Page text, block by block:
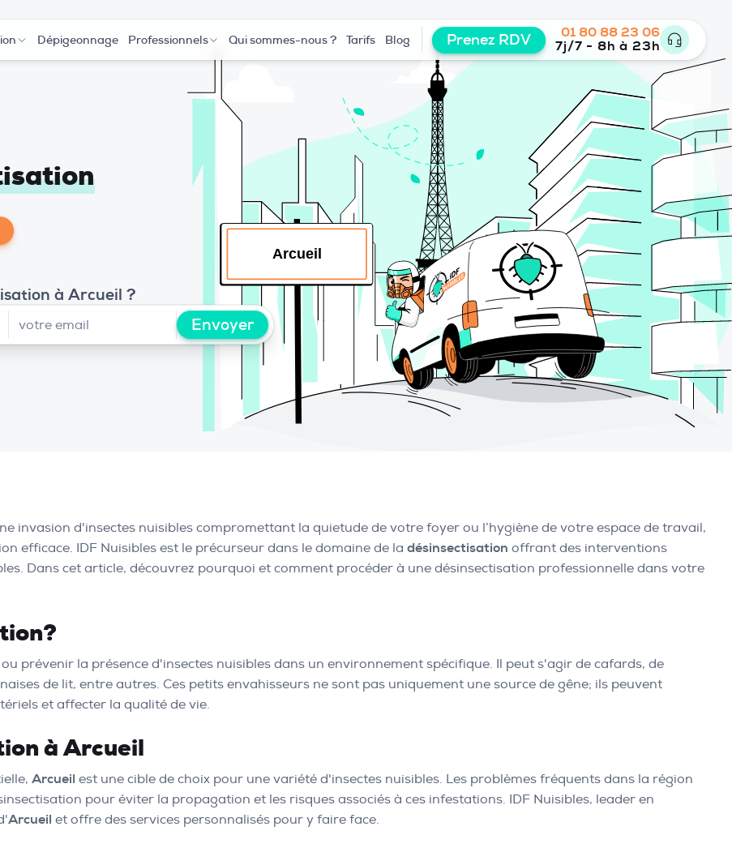
Dépigeonnage Professionnels Qui sommes-nous ? Tarifs Blog Prenez RDV
01 80 88 23 06
7j/7 - 8h à 23h
à Arcueil ?
Envoyer
invasion d'insectes nuisibles compromettant la quietude de votre foyer ou l’hygiène de votre espace de travail,
efficace. IDF Nuisibles est le précurseur dans le domaine de la désinsectisation offrant des interventions
Dans cet article, découvrez pourquoi et comment procéder à une désinsectisation professionnelle dans votre
prévenir la présence d'insectes nuisibles dans un environnement spécifique. Il peut s'agir de cafards, de
de lit, entre autres. Ces petits envahisseurs ne sont pas uniquement une source de gêne; ils peuvent
et affecter la qualité de vie.
à Arcueil
Arcueil est une cible de choix pour une variété d'insectes nuisibles. Les problèmes fréquents dans la région
pour éviter la propagation et les risques associés à ces infestations. IDF Nuisibles, leader en
Arcueil et offre des services personnalisés pour y faire face.